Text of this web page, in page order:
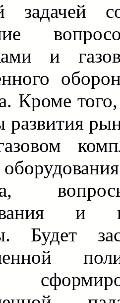
задачей
и
Кроме
и
Будет